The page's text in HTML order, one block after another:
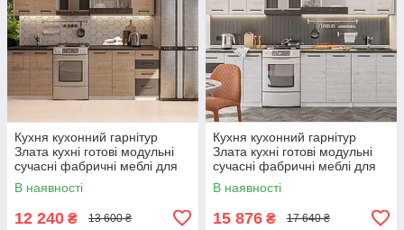
Кухня кухонний гарнітур
Злата кухні готові модульні
сучасні фабричні меблі для
кухні 2 метри кухонні
гарнітури маленька кухня
В наявності
12 240 ₴ 13 600 ₴
Кухня кухонний гарнітур
Злата кухні готові модульні
сучасні фабричні меблі для
кухні 2.6 метри кухонні
гарнітури маленька кухня
В наявності
15 876 ₴ 17 640 ₴